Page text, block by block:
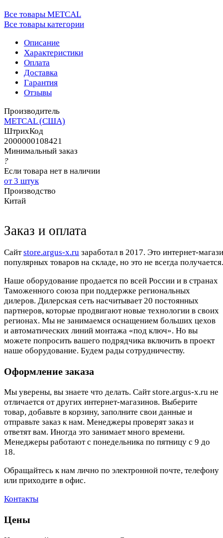
Все товары METCAL
Все товары категории
Описание
Характеристики
Оплата
Доставка
Гарантия
Отзывы
Производитель
METCAL (США)
ШтрихКод
2000000108421
Минимальный заказ
?
Если товара нет в наличии
от 3 штук
Производство
Китай
Заказ и оплата
Cайтstore.argus-x.ru заработал в 2017. Это интернет-
популярных товаров на складе, но это не всегда
Наше оборудование продается по всей России и в странах
Таможенного союза при поддержке региональных
дилеров. Дилерская сеть насчитывает 20 постоянных
партнеров, которые продвигают новые технологии в своих
регионах. Мы не занимаемся оснащением больших цехов
и автоматических линий монтажа «под ключ». Но вы
можете попросить вашего подрядчика включить в проект
наше оборудование. Будем рады сотрудничеству.
Оформление заказа
Мы уверены, вы знаете что делать. Сайт store.argus-x.ru не
отличается от других интернет-магазинов. Выберите
товар, добавьте в корзину, заполните свои данные и
отправьте заказ к нам. Менеджеры проверят заказ и
ответят вам. Иногда это занимает много времени.
Менеджеры работают с понедельника по пятницу с 9 до
18.
Обращайтесь к нам лично по электронной почте, телефону
или приходите в офис.
Контакты
Цены